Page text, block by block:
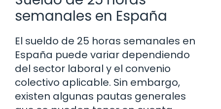
semanales en España
El sueldo de 25 horas semanales en
España puede variar dependiendo
del sector laboral y el convenio
colectivo aplicable. Sin embargo,
existen algunas pautas generales